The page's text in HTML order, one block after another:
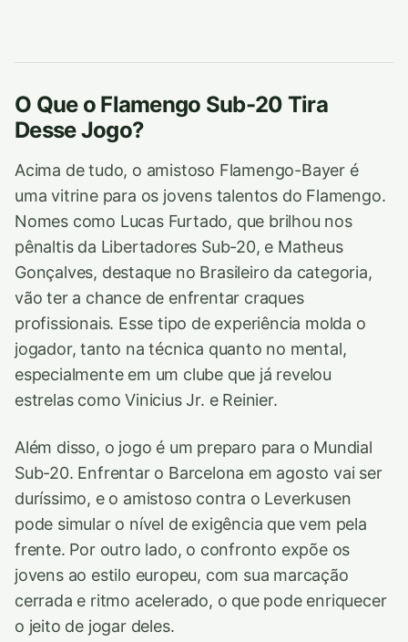
O Que o Flamengo Sub-20 Tira
Desse Jogo?
Acima de tudo, o amistoso Flamengo-Bayer é
uma vitrine para os jovens talentos do Flamengo.
Nomes como Lucas Furtado, que brilhou nos
pênaltis da Libertadores Sub-20, e Matheus
Gonçalves, destaque no Brasileiro da categoria,
vão ter a chance de enfrentar craques
profissionais. Esse tipo de experiência molda o
jogador, tanto na técnica quanto no mental,
especialmente em um clube que já revelou
estrelas como Vinicius Jr. e Reinier.
Além disso, o jogo é um preparo para o Mundial
Sub-20. Enfrentar o Barcelona em agosto vai ser
duríssimo, e o amistoso contra o Leverkusen
pode simular o nível de exigência que vem pela
frente. Por outro lado, o confronto expõe os
jovens ao estilo europeu, com sua marcação
cerrada e ritmo acelerado, o que pode enriquecer
o jeito de jogar deles.